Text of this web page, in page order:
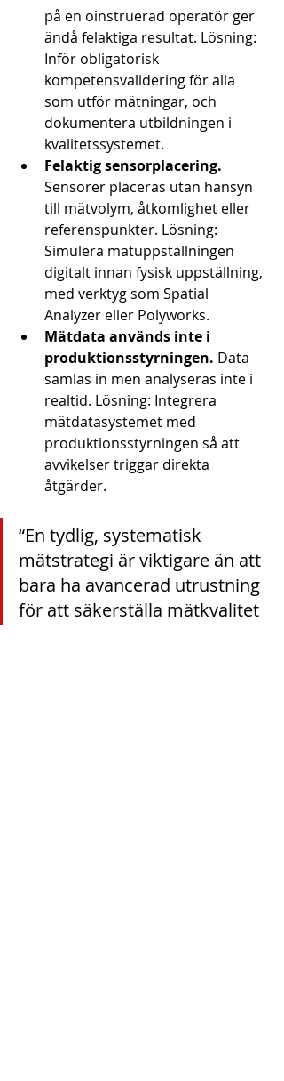
på en oinstruerad operatör ger
ändå felaktiga resultat. Lösning:
Inför obligatorisk
kompetensvalidering för alla
som utför mätningar, och
dokumentera utbildningen i
kvalitetssystemet.
Felaktig sensorplacering.
Sensorer placeras utan hänsyn
till mätvolym, åtkomlighet eller
referenspunkter. Lösning:
Simulera mätuppställningen
digitalt innan fysisk uppställning,
med verktyg som Spatial
Analyzer eller Polyworks.
Mätdata används inte i
produktionsstyrningen. Data
samlas in men analyseras inte i
realtid. Lösning: Integrera
mätdatasystemet med
produktionsstyrningen så att
avvikelser triggar direkta
åtgärder.
“En tydlig, systematisk
mätstrategi är viktigare än att
bara ha avancerad utrustning
för att säkerställa mätkvalitet